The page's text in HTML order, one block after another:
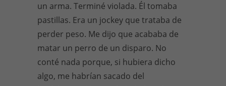
un arma. Terminé violada. Él tomaba
pastillas. Era un jockey que trataba de
perder peso. Me dijo que acababa de
matar un perro de un disparo. No
conté nada porque, si hubiera dicho
algo, me habrían sacado del